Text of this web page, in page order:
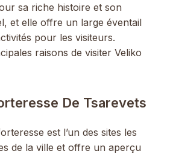
sa riche histoire et son
et elle offre un large éventail
pour les visiteurs.
raisons de visiter Veliko
De Tsarevets
est l’un des sites les
de la ville et offre un aperçu